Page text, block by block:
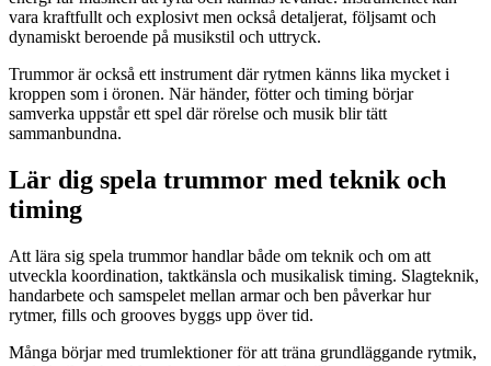
vara kraftfullt och explosivt men också detaljerat, följsamt och
dynamiskt beroende på musikstil och uttryck.
Trummor är också ett instrument där rytmen känns lika mycket i
kroppen som i öronen. När händer, fötter och timing börjar
samverka uppstår ett spel där rörelse och musik blir tätt
sammanbundna.
Lär dig spela trummor med teknik och
timing
Att lära sig spela trummor handlar både om teknik och om att
utveckla koordination, taktkänsla och musikalisk timing. Slagteknik,
handarbete och samspelet mellan armar och ben påverkar hur
rytmer, fills och grooves byggs upp över tid.
Många börjar med trumlektioner för att träna grundläggande rytmik,